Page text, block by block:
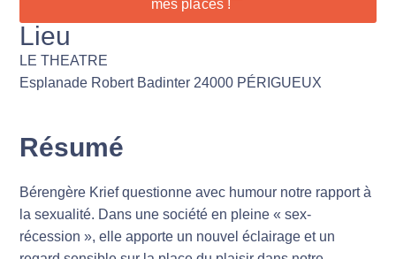
mes places !
Lieu
LE THEATRE
Esplanade Robert Badinter 24000 PÉRIGUEUX
Résumé
Bérengère Krief questionne avec humour notre rapport à
la sexualité. Dans une société en pleine « sex-
récession », elle apporte un nouvel éclairage et un